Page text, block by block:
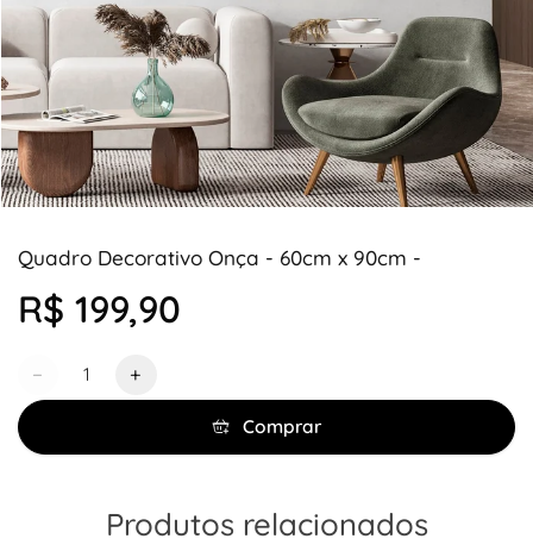
Quadro Decorativo Onça - 60cm x 90cm -
R$ 199,90
− +
Comprar
Produtos relacionados